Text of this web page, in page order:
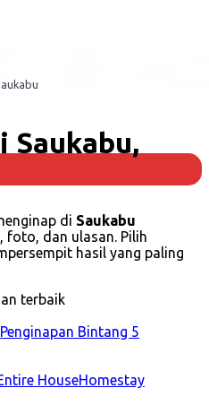
Saukabu,
di Saukabu
foto, dan ulasan. Pilih
hasil yang paling
terbaik
Penginapan Bintang 5
HouseHomestay